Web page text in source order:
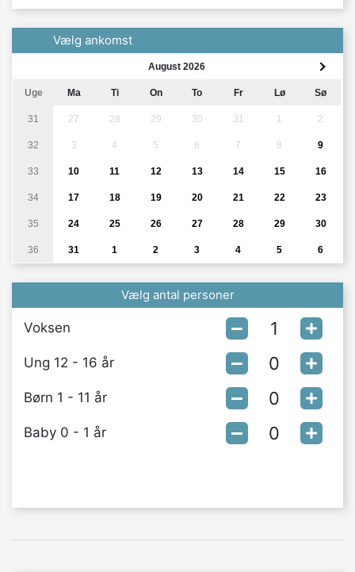
Vælg ankomst
August 2026
Uge Ma Ti On To Fr Lø Sø
31 27 28 29 30 31 1 2
32 3 4 5 6 7 8 9
33 10 11 12 13 14 15 16
34 17 18 19 20 21 22 23
35 24 25 26 27 28 29 30
36 31 1 2 3 4 5 6
Vælg antal personer
Voksen
Ung 12 - 16 år
Børn 1 - 11 år
Baby 0 - 1 år